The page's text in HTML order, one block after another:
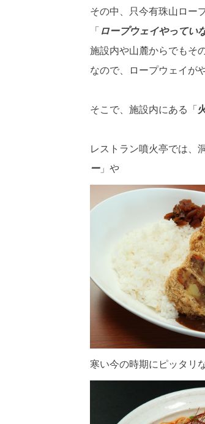
その中、只今有珠山ロー
「 ロープウェイやってい
施設内や山麓からでもそ
なので、ロープウェイが
そこで、施設内にある「
レストラン噴火亭では、
ー」や
寒い今の時期にピッタリ